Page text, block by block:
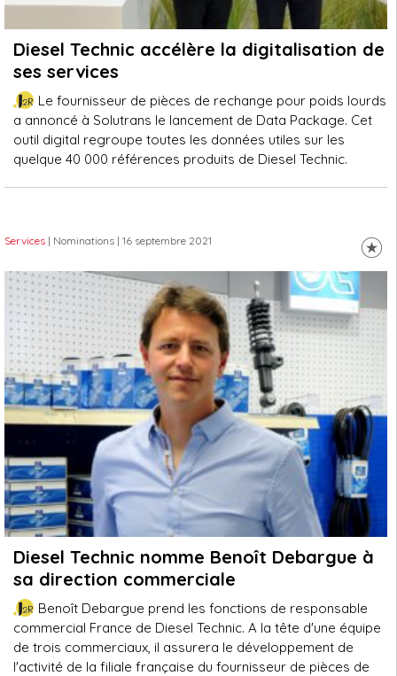
Diesel Technic accélère la digitalisation de
ses services
Le fournisseur de pièces de rechange pour poids lourds
a annoncé à Solutrans le lancement de Data Package. Cet
outil digital regroupe toutes les données utiles sur les
quelque 40 000 références produits de Diesel Technic.
Services | Nominations | 16 septembre 2021
Diesel Technic nomme Benoît Debargue à
sa direction commerciale
Benoît Debargue prend les fonctions de responsable
commercial France de Diesel Technic. A la tête d'une équipe
de trois commerciaux, il assurera le développement de
l'activité de la filiale française du fournisseur de pièces de